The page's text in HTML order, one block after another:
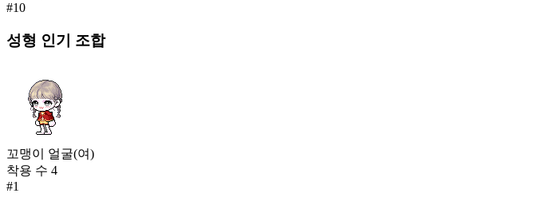
#10
성형 인기 조합
꼬맹이 얼굴(여)
착용 수 4
#1